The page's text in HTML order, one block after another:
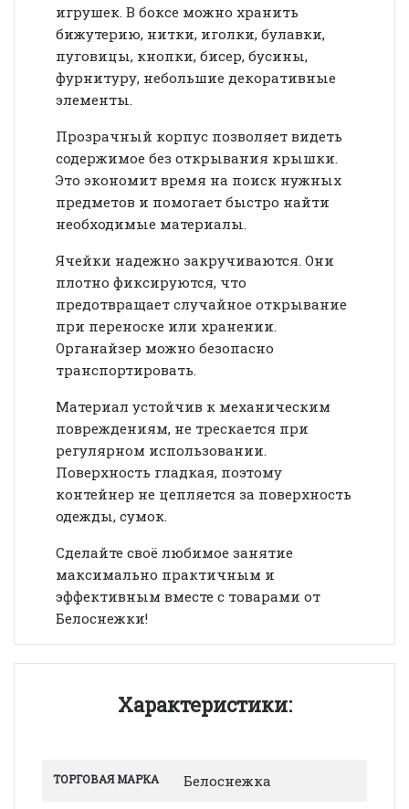
игрушек. В боксе можно хранить
бижутерию, нитки, иголки, булавки,
пуговицы, кнопки, бисер, бусины,
фурнитуру, небольшие декоративные
элементы.
Прозрачный корпус позволяет видеть
содержимое без открывания крышки.
Это экономит время на поиск нужных
предметов и помогает быстро найти
необходимые материалы.
Ячейки надежно закручиваются. Они
плотно фиксируются, что
предотвращает случайное открывание
при переноске или хранении.
Органайзер можно безопасно
транспортировать.
Материал устойчив к механическим
повреждениям, не трескается при
регулярном использовании.
Поверхность гладкая, поэтому
контейнер не цепляется за поверхность
одежды, сумок.
Сделайте своё любимое занятие
максимально практичным и
эффективным вместе с товарами от
Белоснежки!
Характеристики:
ТОРГОВАЯ МАРКА Белоснежка